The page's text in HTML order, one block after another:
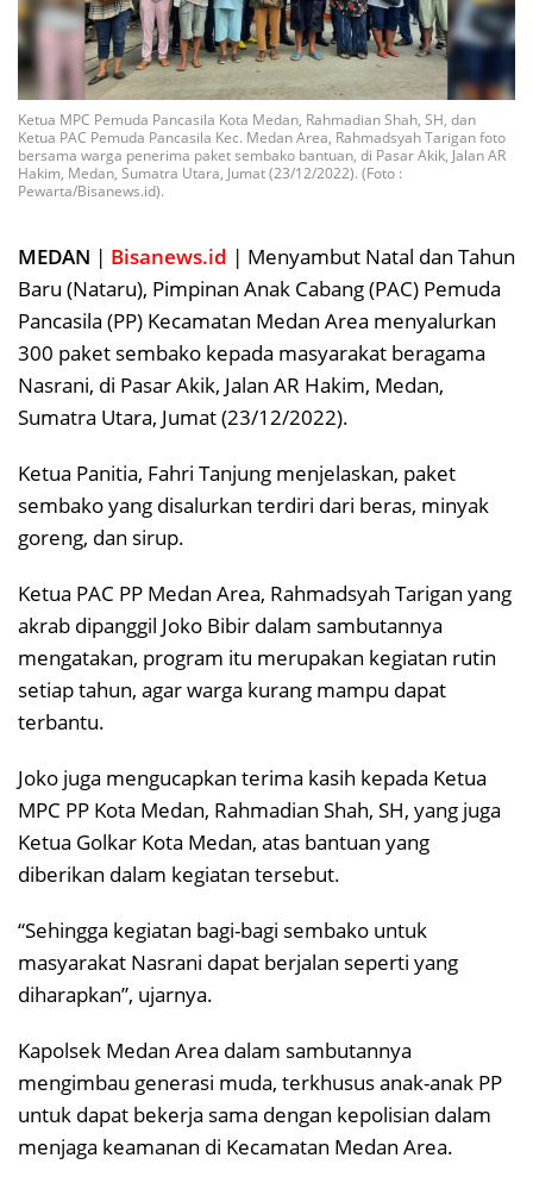
Ketua MPC Pemuda Pancasila Kota Medan, Rahmadian Shah, SH, dan
Ketua PAC Pemuda Pancasila Kec. Medan Area, Rahmadsyah Tarigan foto
bersama warga penerima paket sembako bantuan, di Pasar Akik, Jalan AR
Hakim, Medan, Sumatra Utara, Jumat (23/12/2022). (Foto :
Pewarta/Bisanews.id).
MEDAN | Bisanews.id | Menyambut Natal dan Tahun
Baru (Nataru), Pimpinan Anak Cabang (PAC) Pemuda
Pancasila (PP) Kecamatan Medan Area menyalurkan
300 paket sembako kepada masyarakat beragama
Nasrani, di Pasar Akik, Jalan AR Hakim, Medan,
Sumatra Utara, Jumat (23/12/2022).
Ketua Panitia, Fahri Tanjung menjelaskan, paket
sembako yang disalurkan terdiri dari beras, minyak
goreng, dan sirup.
Ketua PAC PP Medan Area, Rahmadsyah Tarigan yang
akrab dipanggil Joko Bibir dalam sambutannya
mengatakan, program itu merupakan kegiatan rutin
setiap tahun, agar warga kurang mampu dapat
terbantu.
Joko juga mengucapkan terima kasih kepada Ketua
MPC PP Kota Medan, Rahmadian Shah, SH, yang juga
Ketua Golkar Kota Medan, atas bantuan yang
diberikan dalam kegiatan tersebut.
“Sehingga kegiatan bagi-bagi sembako untuk
masyarakat Nasrani dapat berjalan seperti yang
diharapkan”, ujarnya.
Kapolsek Medan Area dalam sambutannya
mengimbau generasi muda, terkhusus anak-anak PP
untuk dapat bekerja sama dengan kepolisian dalam
menjaga keamanan di Kecamatan Medan Area.